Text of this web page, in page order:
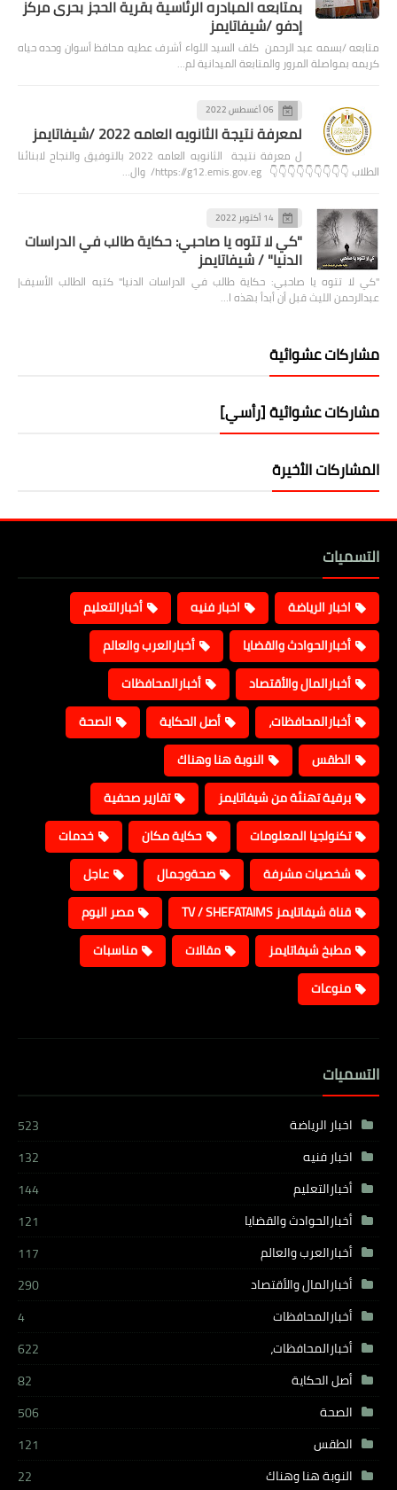
بمتابعه المبادره الرئاسية بقرية الحجز بحرى مركز
إدفو /شيفاتايمز
متابعه /بسمه عبد الرحمن كلف السيد اللواء أشرف عطيه محافظ أسوان وحده حياه
كريمه بمواصلة المرور والمتابعة الميدانية لم…
06 أغسطس 2022
لمعرفة نتيجة الثانويه العامه 2022 /شيفاتايمز
ل معرفة نتيجة الثانويه العامه 2022 بالتوفيق والنجاح لابنائنا
الطلاب 👇👇👇👇👇👇👇👇👇 https://g12.emis.gov.eg/ وال…
14 أكتوبر 2022
"كي لا تتوه يا صاحبي: حكاية طالب في الدراسات
الدنيا" / شيفاتايمز
"كي لا تتوه يا صاحبي: حكاية طالب في الدراسات الدنيا" كتبه الطالب الأسيف|
عبدالرحمن الليث قبل أن أبدأ بهذه ا…
مشاركات عشوائية
مشاركات عشوائية [رأسي]
المشاركات الأخيرة
التسميات
اخبار الرياضة اخبار فنيه
أخبارالتعليم
أخبارالحوادث والقضايا
أخبارالعرب والعالم
أخبارالمال والأقتصاد
أخبارالمحافظات
أخبارالمحافظات،
أصل الحكاية
الصحة
الطقس
النوبة هنا وهناك
برقية تهنئة من شيفاتايمز
تقارير صحفية
تكنولجيا المعلومات
حكاية مكان
خدمات
شخصيات مشرفة
صحةوجمال
عاجل
قناة شيفاتايمز TV / SHEFATAIMS
مصر اليوم
مطبخ شيفاتايمز
مقالات
مناسبات
منوعات
التسميات
اخبار الرياضة
523
اخبار فنيه
132
أخبارالتعليم
144
أخبارالحوادث والقضايا
121
أخبارالعرب والعالم
117
أخبارالمال والأقتصاد
290
أخبارالمحافظات
4
أخبارالمحافظات،
622
أصل الحكاية
82
الصحة
506
الطقس
121
النوبة هنا وهناك
22